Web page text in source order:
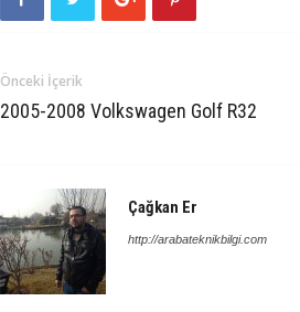
Önceki İçerik
2005-2008 Volkswagen Golf R32
Çağkan Er
http://arabateknikbilgi.com